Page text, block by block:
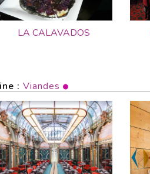
LA CALAVADOS
: Viandes